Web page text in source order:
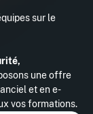
sur le
une offre
et en e-
vos formations.